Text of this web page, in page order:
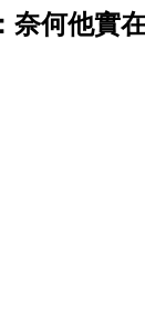
奈何他實